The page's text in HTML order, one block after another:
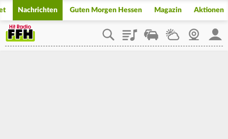
Nachrichten Guten Morgen Hessen Magazin Aktionen
PlaylistStaupilotWetterWebcam